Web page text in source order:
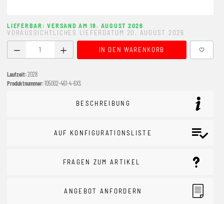
LIEFERBAR: VERSAND AM 18. AUGUST 2026
VORAUSSICHTLICHES LIEFERDATUM 20. AUGUST 2026
Produkt Anzahl: Gib den gewünschten Wert ein oder
IN DEN WARENKORB
Laufzeit:2028
Produktnummer:105002-461-4-6XS
BESCHREIBUNG
AUF KONFIGURATIONSLISTE
FRAGEN ZUM ARTIKEL
ANGEBOT ANFORDERN